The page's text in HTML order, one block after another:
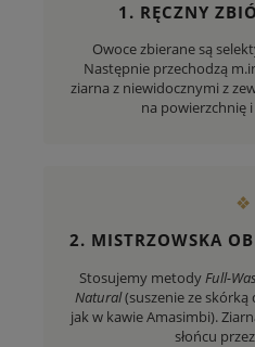
1. RĘCZNY
Owoce zbierane są
Następnie przechodzą
ziarna z niewidocznymi z
na powierzchnię
❖
2. MISTRZOWSKA
Stosujemy metodyFull-
Natural(suszenie ze skórką
jak w kawie Amasimbi).
słońcu